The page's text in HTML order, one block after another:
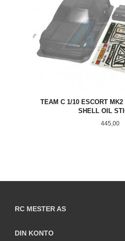
TEAM C 1/10 ESCORT
SHELL OIL
Pris
445,00
RC MESTER AS
DIN KONTO